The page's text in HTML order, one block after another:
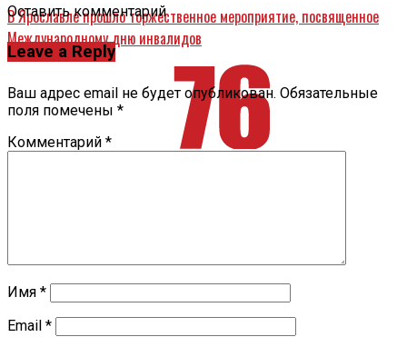
В Ярославле прошло торжественное мероприятие, посвященное
Международному дню инвалидов
Оставить комментарий
Leave a Reply
Ваш адрес email не будет опубликован. Обязательные
поля помечены *
Комментарий *
Имя *
Email *